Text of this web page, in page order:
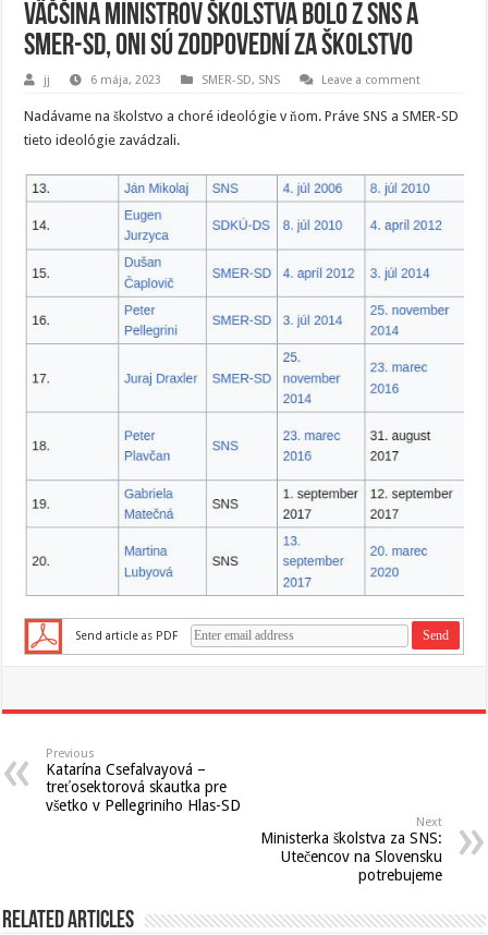
Väčšina ministrov školstva bolo z SNS a
SMER-SD, oni sú zodpovední za školstvo
jj 6 mája, 2023 SMER-SD, SNS Leave a comment
Nadávame na školstvo a choré ideológie v ňom. Práve SNS a SMER-SD
tieto ideológie zavádzali.
Send article as PDF
Previous
Katarína Csefalvayová –
treťosektorová skautka pre
všetko v Pellegriniho Hlas-SD
Next
Ministerka školstva za SNS:
Utečencov na Slovensku
potrebujeme
Related Articles